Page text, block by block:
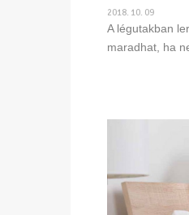
2018. 10. 09
A légutakban
maradhat, ha